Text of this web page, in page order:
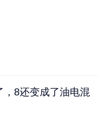
8还变成了油电混